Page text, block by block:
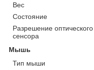
Вес
Состояние
Разрешение оптического
сенсора
Мышь
Тип мыши